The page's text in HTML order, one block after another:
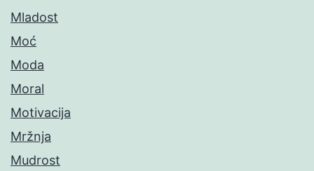
Mladost
Moć
Moda
Moral
Motivacija
Mržnja
Mudrost